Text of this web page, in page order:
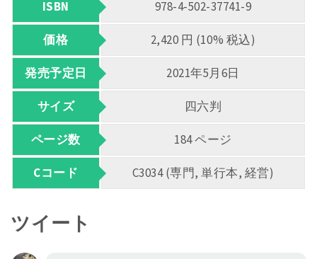
ISBN 978-4-502-37741-9
価格 2,420 円 (10% 税込)
発売予定日 2021年5月6日
サイズ 四六判
ページ数 184 ページ
Cコード C3034 (専門, 単行本, 経営)
ツイート